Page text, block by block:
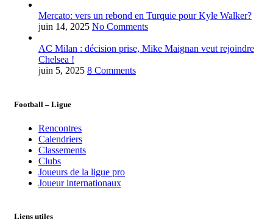
Mercato: vers un rebond en Turquie pour Kyle Walker?
juin 14, 2025 No Comments
AC Milan : décision prise, Mike Maignan veut rejoindre
Chelsea !
juin 5, 2025 8 Comments
Football – Ligue
Rencontres
Calendriers
Classements
Clubs
Joueurs de la ligue pro
Joueur internationaux
Liens utiles